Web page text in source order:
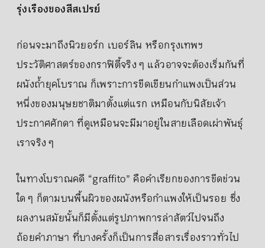
รุ่งเรืองของสีสเปรย์
ก่อนจะมาถึงนิวยอร์ก เบอร์ลิน หรือกรุงเทพฯ
ประวัติศาสตร์ของกราฟิตี้จริง ๆ แล้วอาจจะต้องเริ่มกันที่
ผนังถ้ำยุคโบราณ ก็เพราะการขีดเขียนกำแพงเป็นส่วน
หนึ่งของมนุษยชาติมาตั้งแต่แรก เหมือนกับนิสัยเจ้า
ประกาศศักดา ที่ดูเหมือนจะมีมาอยู่ในสายเลือดเผ่าพันธุ์
เราจริง ๆ
ในทางโบราณคดี “graffito” คือคำเรียกของการขีดข่วน
ใด ๆ ก็ตามบนพื้นผิวของผนังหรือกำแพงให้เป็นรอย ซึ่ง
ผลงานสมัยนั้นก็มีตั้งแต่รูปภาพการล่าสัตว์ไปจนถึง
ถ้อยคำภาษา ที่บางครั้งก็เป็นการสื่อสารเรื่องราวทั่วไป